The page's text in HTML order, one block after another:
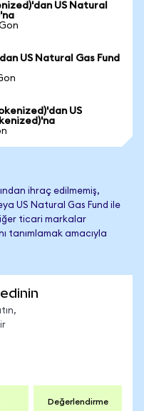
US Natural
US Natural Gas Fund
US
ihraç edilmemiş,
US Natural Gas Fund ile
ticari markalar
tanımlamak amacıyla
Değerlendirme